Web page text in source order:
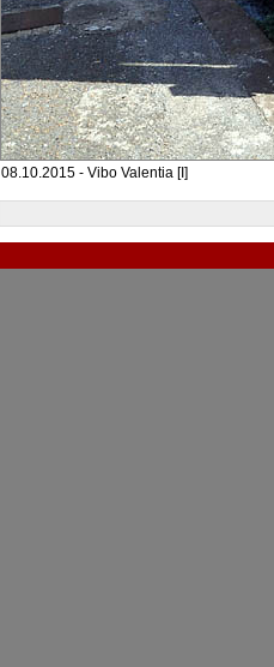
08.10.2015 - Vibo Valentia [I]